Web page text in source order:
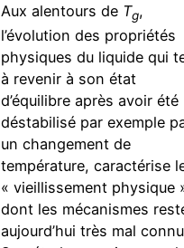
Aux alentours de Tg,
l’évolution des propriétés
physiques du liquide qui
à revenir à son état
d’équilibre après avoir été
déstabilisé par exemple
un changement de
température, caractérise
« vieillissement physique
dont les mécanismes
aujourd’hui très mal